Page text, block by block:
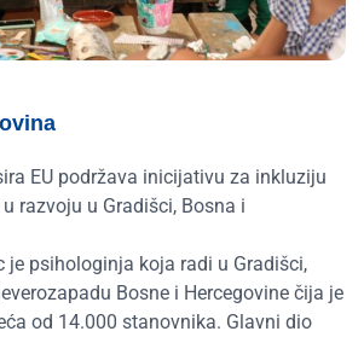
EU podržava inicijativu za inkluziju
razvoju u Gradišci, Bosna i
je psihologinja koja radi u Gradišci,
Bosne i Hercegovine čija je
od 14.000 stanovnika. Glavni dio